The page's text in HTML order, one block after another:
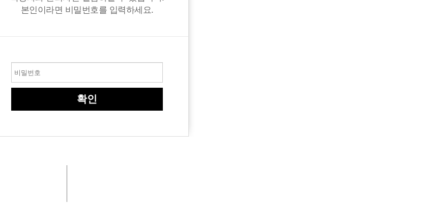
본인이라면 비밀번호를 입력하세요.